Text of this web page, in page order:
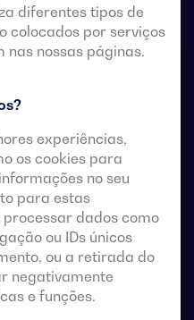
diferentes tipos de
colocados por serviços
nossas páginas.
experiências,
os cookies para
no seu
para estas
dados como
ou IDs únicos
ou a retirada do
negativamente
e funções.
de um controlador
uma lógica de impulsos
em sistemas de
comutações